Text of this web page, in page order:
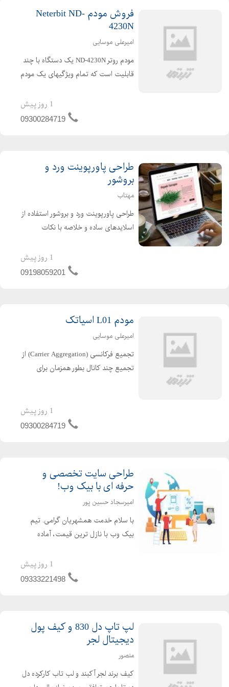
فروش مودم Neterbit ND-
4230N
امیرعلی موسایی
مودم روتر ND-4230N یک دستگاه با چند
قابلیت است که تمام ویژگیهای یک مودم
پورت، و یک روتر وایرلس را به شما ارائه
میدهد. طراحی مودم به صورتی است که
1 روز پیش
09300284719
طراحی پاورپوینت ورد و
بروشور
مهتاب
طراحی پاورپوینت ورد و بروشور استفاده از
اسلایدهای ساده و خلاصه با نکات
استفاده از تصاویر با کیفیت و مرتبط با
محتوای اسلاید. استفاده از نمودارها و
1 روز پیش
09198059201
مودم L01 اسیاتک
امیرعلی موسایی
تجمیع فرکانسی (Carrier Aggregation) از
تجمیع چند کانال بطور همزمان برای
دوگانه Dual Band IEEE802.11ac/n (5G
1 روز پیش
09300284719
طراحی سایت تخصصی و
حرفه ای با بیک وب!
امیرسجاد حسین پور
با سلام خدمت همشهریان گرامی. تیم
بیک وب با نازل ترین قیمت، آماده
خدمات تیم بیک وب شامل موارد زیر می
باشد. طراحی سایت فروشگاهی طراحی
1 روز پیش
09333221498
لپ تاپ دل 830 و کیف پول
دیجیتال لجر
منصور
کیف برند لجر آکبند و لب تاب کارکرده دل